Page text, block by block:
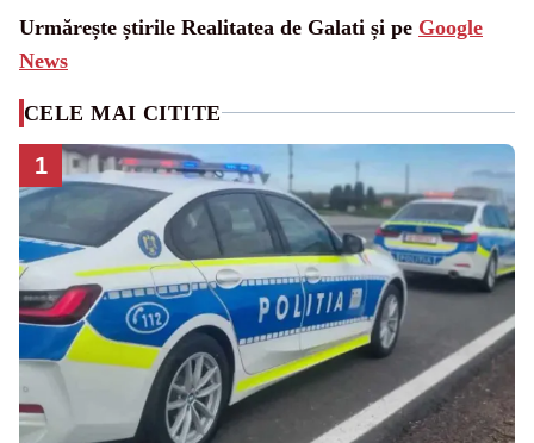
Urmărește știrile Realitatea de Galati și pe Google
News
CELE MAI CITITE
1